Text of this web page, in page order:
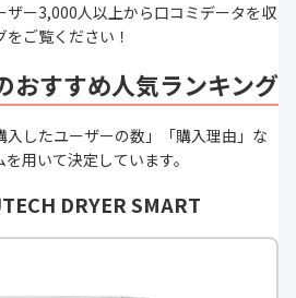
ザー3,000人以上から口コミデータを収
ご覧ください！
おすすめ人気ランキング
したユーザーの数」「購入理由」な
用いて決定しています。
DRYER SMART